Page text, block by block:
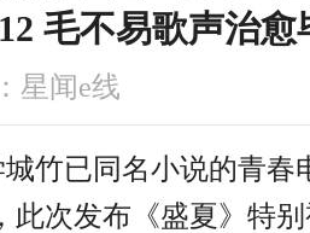
毛不易歌声治愈
星闻e线
竹已同名小说的青春
此次发布 《盛夏》特